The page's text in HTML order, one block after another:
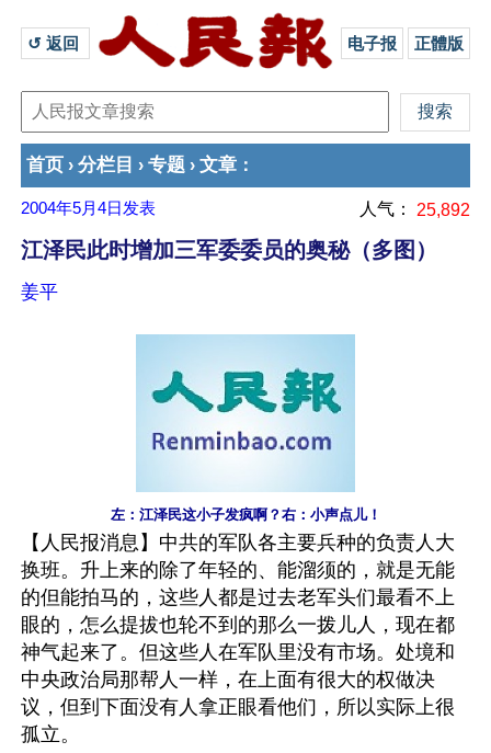
↺ 返回 电子报 正體版
首页 › 分栏目 › 专题 › 文章 ：
2004年5月4日 发表 人气： 25,892
江泽民此时增加三军委委员的奥秘（多图）
姜平
左：江泽民这小子发疯啊？右：小声点儿！
【人民报消息】中共的军队各主要兵种的负责人大
换班。升上来的除了年轻的、能溜须的，就是无能
的但能拍马的，这些人都是过去老军头们最看不上
眼的，怎么提拔也轮不到的那么一拨儿人，现在都
神气起来了。但这些人在军队里没有市场。处境和
中央政治局那帮人一样，在上面有很大的权做决
议，但到下面没有人拿正眼看他们，所以实际上很
孤立。